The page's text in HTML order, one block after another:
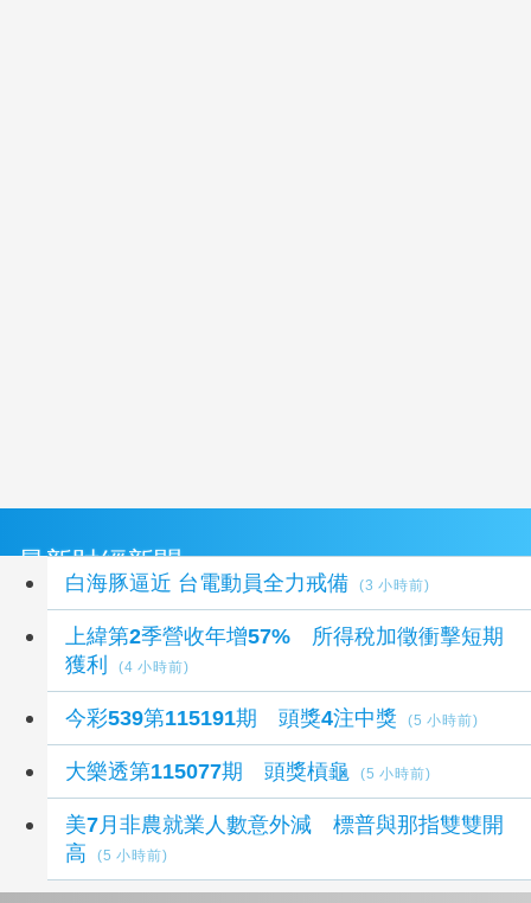
最新財經新聞
白海豚逼近 台電動員全力戒備 (3 小時前)
上緯第2季營收年增57% 所得稅加徵衝擊短期
獲利
(4 小時前)
今彩539第115191期 頭獎4注中獎 (5 小時前)
大樂透第115077期 頭獎槓龜 (5 小時前)
美7月非農就業人數意外減 標普與那指雙雙開
高
(5 小時前)